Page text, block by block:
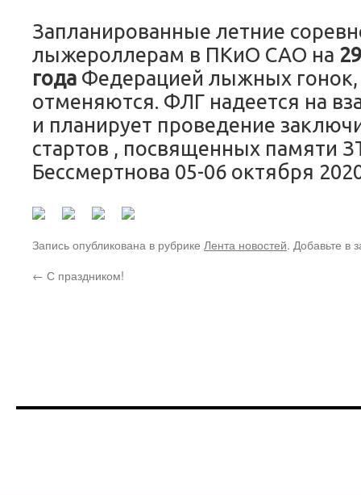
Запланированные летние
лыжероллерам в ПКиО САО на
года Федерацией лыжных
отменяются. ФЛГ надеется на
и планирует проведение
стартов , посвященных памяти
Бессмертнова 05-06 октября
Запись опубликована в рубрике Лента новостей. Добавьте в
← С праздником!